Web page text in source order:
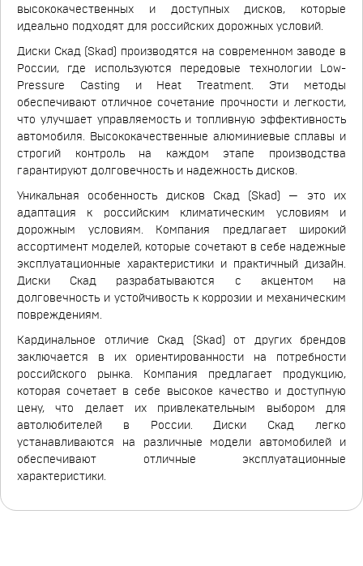
высококачественных и доступных дисков, которые
идеально подходят для российских дорожных условий.
Диски Скад (Skad) производятся на современном заводе в
России, где используются передовые технологии Low-
Pressure Casting и Heat Treatment. Эти методы
обеспечивают отличное сочетание прочности и легкости,
что улучшает управляемость и топливную эффективность
автомобиля. Высококачественные алюминиевые сплавы и
строгий контроль на каждом этапе производства
гарантируют долговечность и надежность дисков.
Уникальная особенность дисков Скад (Skad) — это их
адаптация к российским климатическим условиям и
дорожным условиям. Компания предлагает широкий
ассортимент моделей, которые сочетают в себе надежные
эксплуатационные характеристики и практичный дизайн.
Диски Скад разрабатываются с акцентом на
долговечность и устойчивость к коррозии и механическим
повреждениям.
Кардинальное отличие Скад (Skad) от других брендов
заключается в их ориентированности на потребности
российского рынка. Компания предлагает продукцию,
которая сочетает в себе высокое качество и доступную
цену, что делает их привлекательным выбором для
автолюбителей в России. Диски Скад легко
устанавливаются на различные модели автомобилей и
обеспечивают отличные эксплуатационные
характеристики.